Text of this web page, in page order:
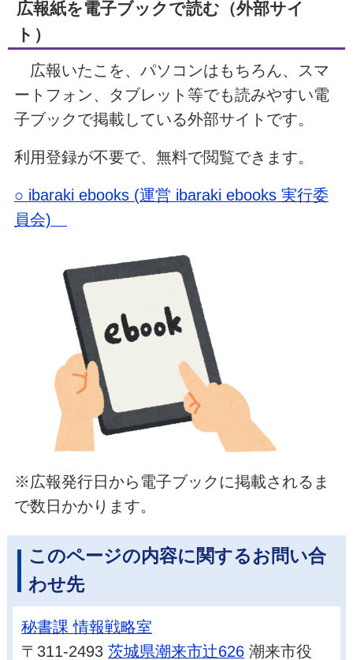
広報紙を電子ブックで読む（外部サイ
ト）
広報いたこを、パソコンはもちろん、スマ
ートフォン、タブレット等でも読みやすい電
子ブックで掲載している外部サイトです。
利用登録が不要で、無料で閲覧できます。
○ ibaraki ebooks (運営 ibaraki ebooks 実行委
員会)
※広報発行日から電子ブックに掲載されるま
で数日かかります。
このページの内容に関するお問い合
わせ先
秘書課 情報戦略室
〒311-2493茨城県潮来市辻626 潮来市役